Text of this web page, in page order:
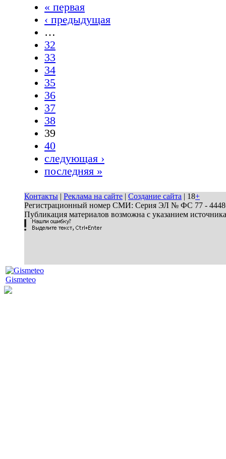
« первая
‹ предыдущая
…
32
33
34
35
36
37
38
39
40
следующая ›
последняя »
Контакты | Реклама на сайте | Создание сайта | 18+
Регистрационный номер СМИ: Серия ЭЛ № ФС 77 - 44486
Публикация материалов возможна с указанием
Gismeteo